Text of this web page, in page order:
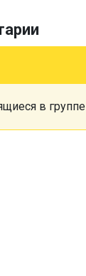
в группе